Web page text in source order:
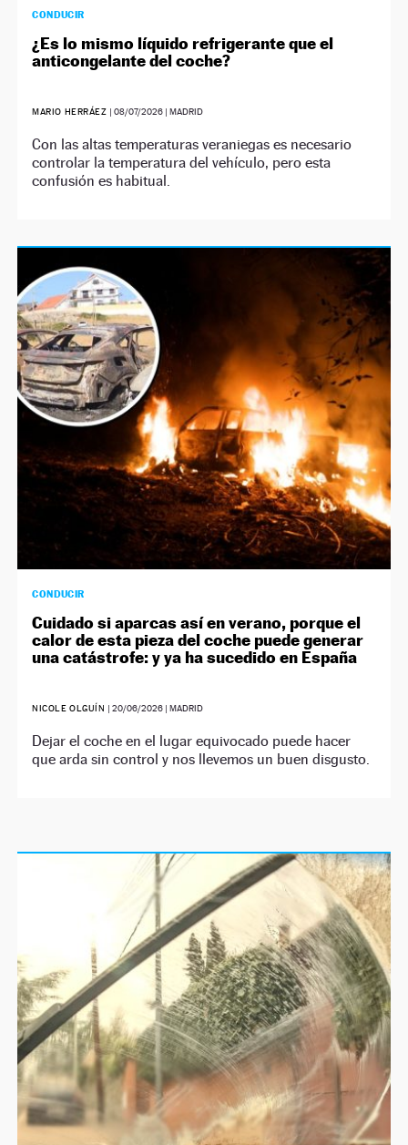
CONDUCIR
¿Es lo mismo líquido refrigerante que el
anticongelante del coche?
MARIO HERRÁEZ | 08/07/2026| MADRID
Con las altas temperaturas veraniegas es necesario
controlar la temperatura del vehículo, pero esta
confusión es habitual.
CONDUCIR
Cuidado si aparcas así en verano, porque el
calor de esta pieza del coche puede generar
una catástrofe: y ya ha sucedido en España
NICOLE OLGUÍN | 20/06/2026| MADRID
Dejar el coche en el lugar equivocado puede hacer
que arda sin control y nos llevemos un buen disgusto.